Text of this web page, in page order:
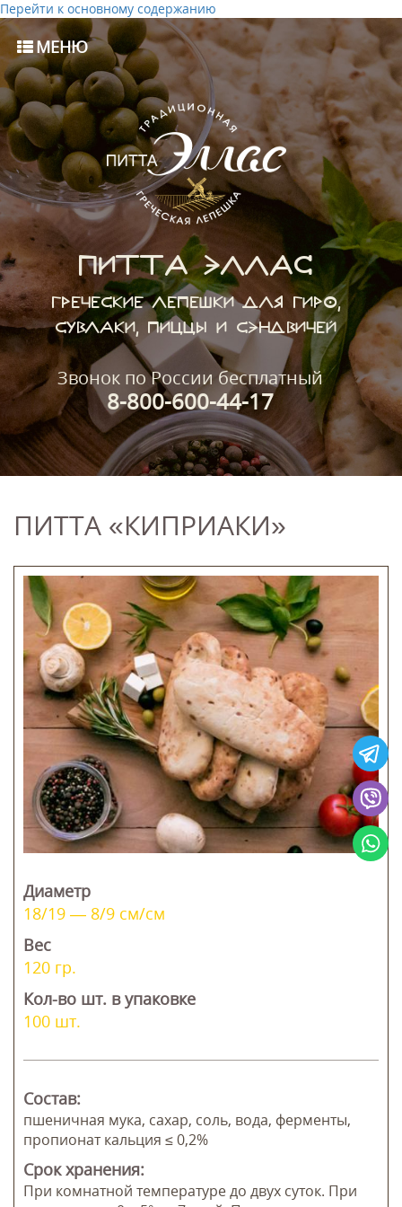
Перейти к основному содержанию
МЕНЮ
ПИТТА ЭЛЛАС
ГРЕЧЕСКИЕ ЛЕПЕШКИ ДЛЯ ГИРО,
СУВЛАКИ, ПИЦЦЫ И СЭНДВИЧЕЙ
Звонок по России бесплатный
8-800-600-44-17
ПИТТА «КИПРИАКИ»
Диаметр
18/19 — 8/9 см/см
Вес
120 гр.
Кол-во шт. в упаковке
100 шт.
Состав:
пшеничная мука, сахар, соль, вода, ферменты,
пропионат кальция ≤ 0,2%
Срок хранения:
При комнатной температуре до двух суток. При